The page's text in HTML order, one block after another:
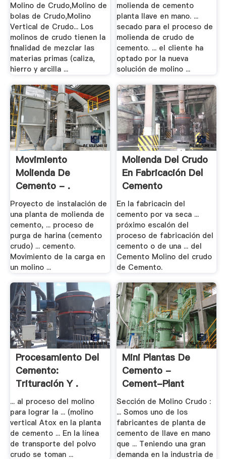
Molino de Crudo,Molino de
bolas de Crudo,Molino
Vertical de Crudo... Los
molinos de crudo tienen la
finalidad de mezclar las
materias primas (caliza,
hierro y arcilla ...
molienda de cemento
planta llave en mano. ...
secado para el proceso de
molienda de crudo de
cemento. ... el cliente ha
optado por la nueva
solución de molino ...
Movimiento
Molienda De
Cemento - .
Proyecto de instalación de
una planta de molienda de
cemento, ... proceso de
purga de harina (cemento
crudo) ... cemento.
Movimiento de la carga en
un molino ...
Molienda Del Crudo
En Fabricación Del
Cemento
En la fabricacin del
cemento por va seca ...
próximo escalón del
proceso de fabricación del
cemento o de una ... del
Cemento Molino del crudo
de Cemento.
Procesamiento Del
Cemento:
Trituración Y .
... al proceso del molino
para lograr la ... (molino
vertical Atox en la planta
de cemento ... En la línea
de transporte del polvo
crudo se toman ...
Mini Plantas De
Cemento -
Cement-Plant
Sección de Molino Crudo :
... Somos uno de los
fabricantes de planta de
cemento de llave en mano
que ... Teniendo una gran
demanda en la industria de